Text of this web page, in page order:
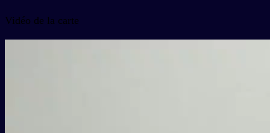
Vidéo de la carte